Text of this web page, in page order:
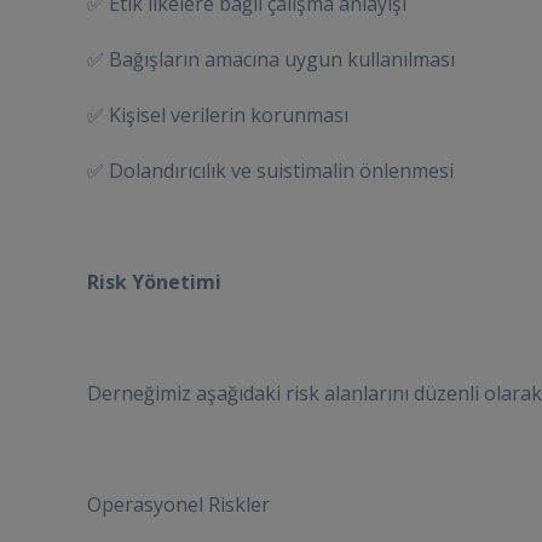
✅ Bağışların amacına uygun kullanılması
✅ Kişisel verilerin korunması
✅ Dolandırıcılık ve suistimalin önlenmesi
Risk Yönetimi
Derneğimiz aşağıdaki risk alanlarını düzenli
Operasyonel Riskler